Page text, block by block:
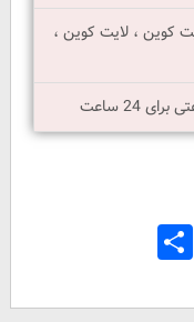
کوین ، لایت کوین ،
Share